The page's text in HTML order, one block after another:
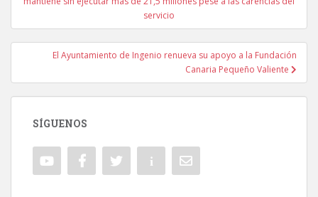
servicio
El Ayuntamiento de Ingenio renueva su apoyo a la Fundación
Canaria Pequeño Valiente
SÍGUENOS